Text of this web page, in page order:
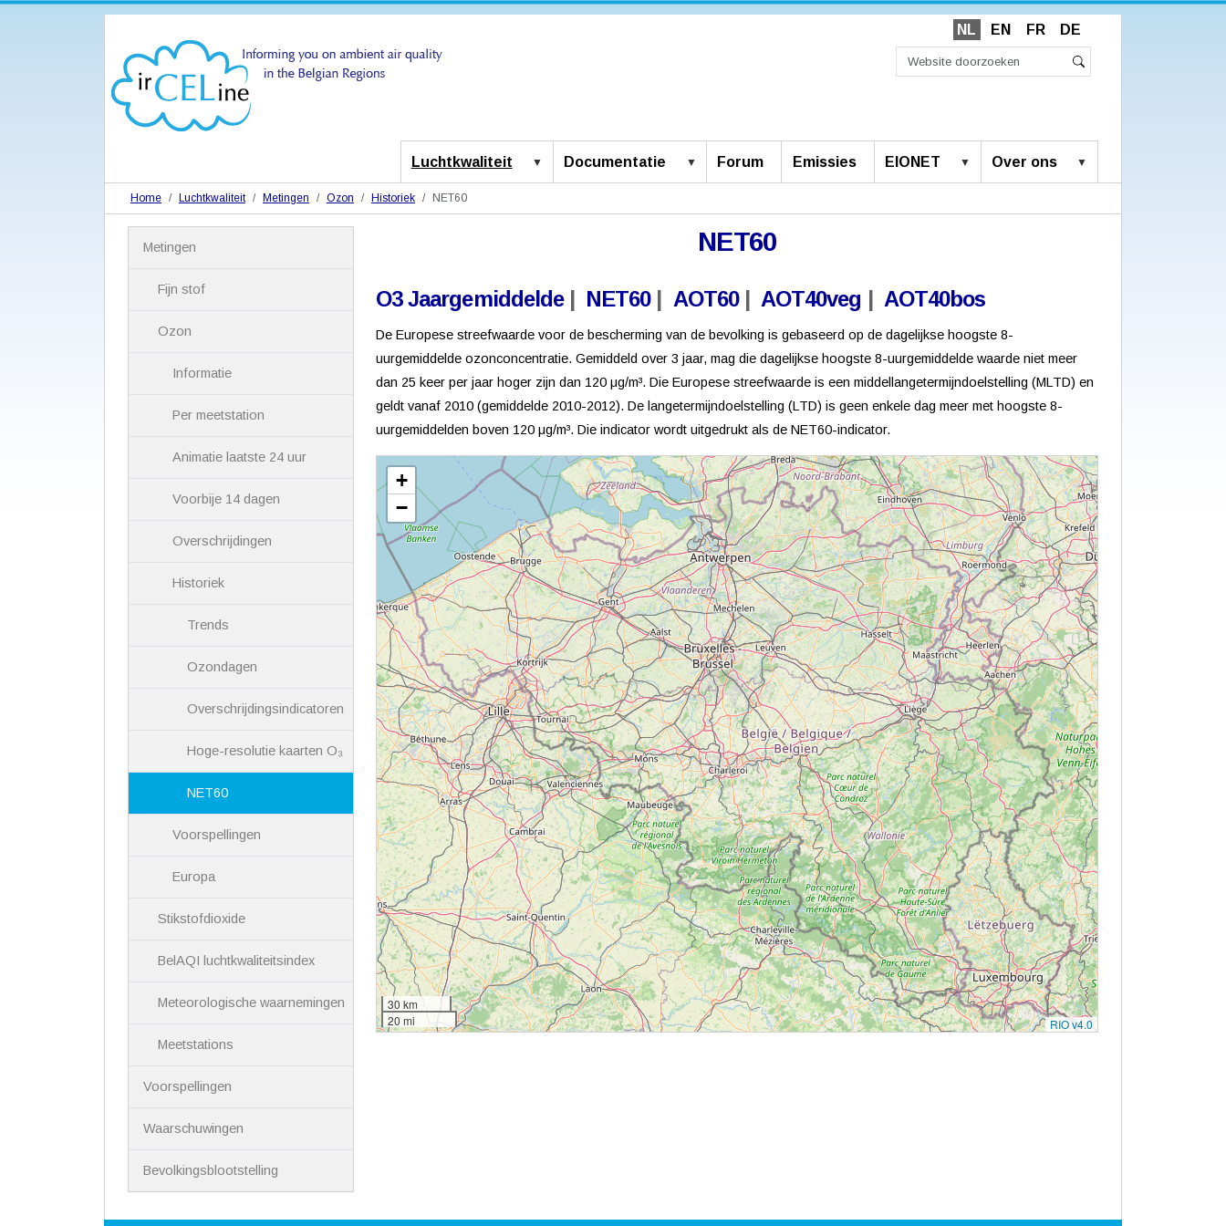
NL EN FR DE
Luchtkwaliteit Documentatie Forum Emissies EIONET Over ons
Home Luchtkwaliteit Metingen Ozon Historiek NET60
NET60
O3 Jaargemiddelde| NET60| AOT60| AOT40veg AOT40bos
De Europese streefwaarde voor de bescherming van de bevolking is gebaseerd op de dagelijkse hoogste 8-
uurgemiddelde ozonconcentratie. Gemiddeld over 3 jaar, mag die dagelijkse hoogste 8-uurgemiddelde waarde niet meer
dan 25 keer per jaar hoger zijn dan 120 μg/m³. Die Europese streefwaarde is een middellangetermijndoelstelling (MLTD) en
geldt vanaf 2010 (gemiddelde 2010-2012). De langetermijndoelstelling (LTD) is geen enkele dag meer met hoogste 8-
uurgemiddelden boven 120 μg/m³. Die indicator wordt uitgedrukt als de NET60-indicator.
+
−
30 km
20 mi
RIO v4.0
Metingen
Fijn stof
Ozon
Informatie
Per meetstation
Animatie laatste 24 uur
Voorbije 14 dagen
Overschrijdingen
Historiek
Trends
Ozondagen
Overschrijdingsindicatoren
Hoge-resolutie kaarten O₃
NET60
Voorspellingen
Europa
Stikstofdioxide
BelAQI luchtkwaliteitsindex
Meteorologische waarnemingen
Meetstations
Voorspellingen
Waarschuwingen
Bevolkingsblootstelling